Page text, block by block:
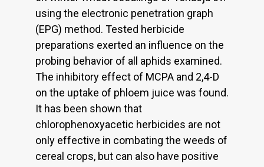
using the electronic penetration graph
(EPG) method. Tested herbicide
preparations exerted an influence on the
probing behavior of all aphids examined.
The inhibitory effect of MCPA and 2,4-D
on the uptake of phloem juice was found.
It has been shown that
chlorophenoxyacetic herbicides are not
only effective in combating the weeds of
cereal crops, but can also have positive